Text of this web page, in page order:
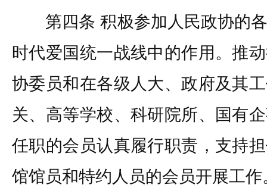
第四条 积极参加人民政协的各
时代爱国统一战线中的作用。推
协委员和在各级人大、政府及其
关、高等学校、科研院所、国有
任职的会员认真履行职责，支持
馆馆员和特约人员的会员开展工作